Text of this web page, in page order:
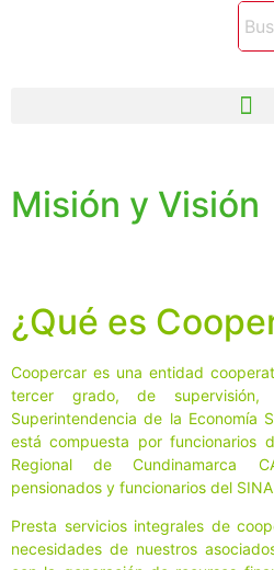
Misión y Visión
¿Qué es
Coopercar es una entidad
tercer grado, de
Superintendencia de la Economía
está compuesta por funcionarios
Regional de Cundinamarca
pensionados y funcionarios del
Presta servicios integrales de
necesidades de nuestros